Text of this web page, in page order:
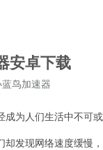
安卓下载
鸟加速器
为人们生活中不可或
发现网络速度缓慢